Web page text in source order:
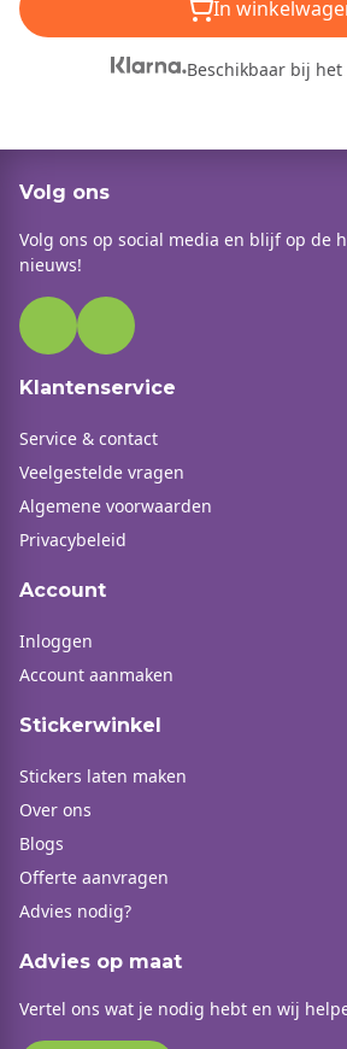
In
Beschikbaar bij
Volg ons
Volg ons op social media en blijf op de
nieuws!
Klantenservice
Service & contact
Veelgestelde vragen
Algemene voorwaarden
Privacybeleid
Account
Inloggen
Account aanmaken
Stickerwinkel
Stickers laten maken
Over ons
Blogs
Offerte aanvragen
Advies nodig?
Advies op maat
Vertel ons wat je nodig hebt en wij